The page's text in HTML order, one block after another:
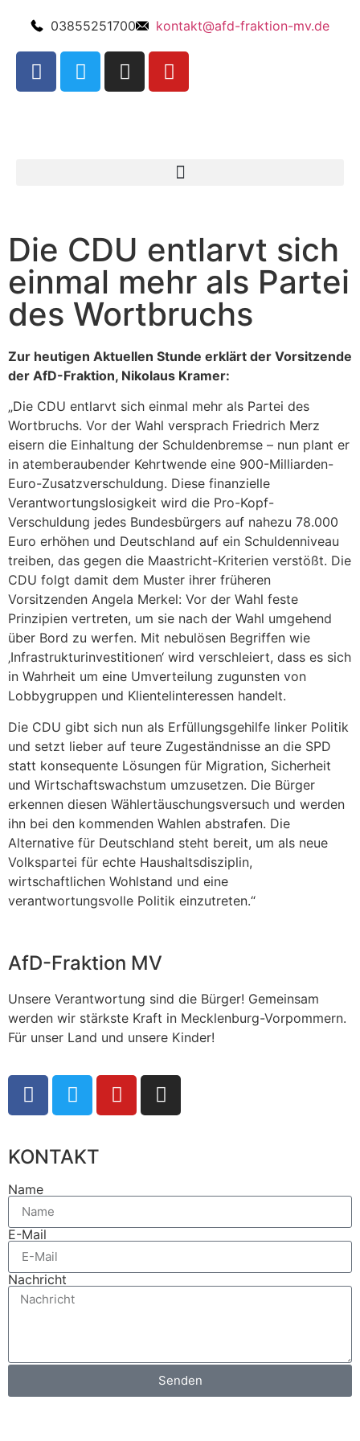
03855251700 kontakt@afd-fraktion-mv.de
Die CDU entlarvt sich
einmal mehr als Partei
des Wortbruchs
Zur heutigen Aktuellen Stunde erklärt der Vorsitzende
der AfD-Fraktion, Nikolaus Kramer:
„Die CDU entlarvt sich einmal mehr als Partei des
Wortbruchs. Vor der Wahl versprach Friedrich Merz
eisern die Einhaltung der Schuldenbremse – nun plant er
in atemberaubender Kehrtwende eine 900-Milliarden-
Euro-Zusatzverschuldung. Diese finanzielle
Verantwortungslosigkeit wird die Pro-Kopf-
Verschuldung jedes Bundesbürgers auf nahezu 78.000
Euro erhöhen und Deutschland auf ein Schuldenniveau
treiben, das gegen die Maastricht-Kriterien verstößt. Die
CDU folgt damit dem Muster ihrer früheren
Vorsitzenden Angela Merkel: Vor der Wahl feste
Prinzipien vertreten, um sie nach der Wahl umgehend
über Bord zu werfen. Mit nebulösen Begriffen wie
‚Infrastrukturinvestitionen‘ wird verschleiert, dass es sich
in Wahrheit um eine Umverteilung zugunsten von
Lobbygruppen und Klientelinteressen handelt.
Die CDU gibt sich nun als Erfüllungsgehilfe linker Politik
und setzt lieber auf teure Zugeständnisse an die SPD
statt konsequente Lösungen für Migration, Sicherheit
und Wirtschaftswachstum umzusetzen. Die Bürger
erkennen diesen Wählertäuschungsversuch und werden
ihn bei den kommenden Wahlen abstrafen. Die
Alternative für Deutschland steht bereit, um als neue
Volkspartei für echte Haushaltsdisziplin,
wirtschaftlichen Wohlstand und eine
verantwortungsvolle Politik einzutreten.“
AfD-Fraktion MV
Unsere Verantwortung sind die Bürger! Gemeinsam
werden wir stärkste Kraft in Mecklenburg-Vorpommern.
Für unser Land und unsere Kinder!
KONTAKT
Name
E-Mail
Nachricht
Senden